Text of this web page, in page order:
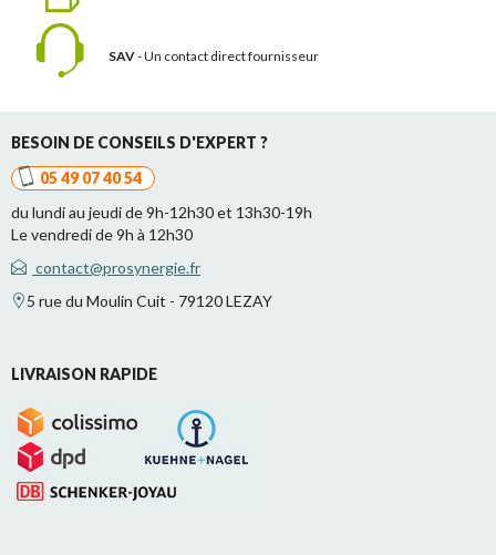
SAV- Un contact direct fournisseur
BESOIN DE CONSEILS D'EXPERT ?
05 49 07 40 54
du lundi au jeudi de 9h-12h30 et 13h30-19h
Le vendredi de 9h à 12h30
contact@prosynergie.fr
5 rue du Moulin Cuit - 79120 LEZAY
LIVRAISON RAPIDE